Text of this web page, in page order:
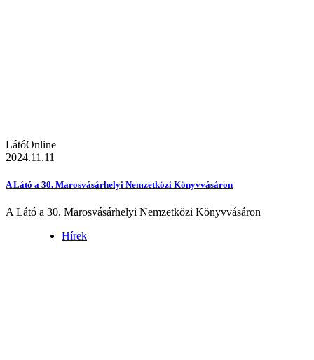
LátóOnline
2024.11.11
A Látó a 30. Marosvásárhelyi Nemzetközi Könyvvásáron
A Látó a 30. Marosvásárhelyi Nemzetközi Könyvvásáron
Hírek